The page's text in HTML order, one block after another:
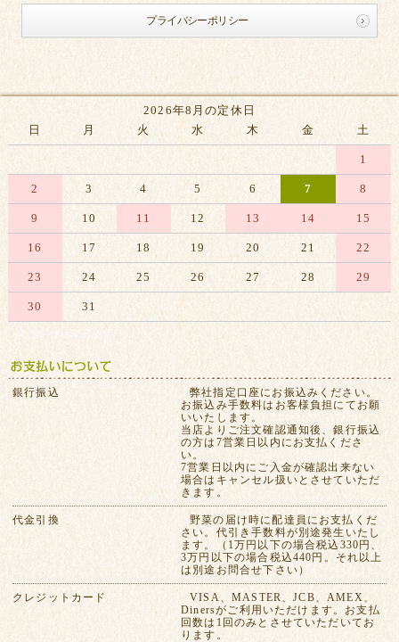
プライバシーポリシー
2026年8月の定休日
日
月 火 水 木 金 土
1
2 3 4 5 6 7 8
9 10 11 12 13 14 15
16 17 18 19 20 21 22
23 24 25 26 27 28 29
30 31
※赤字は休業日です
銀行振込
弊社指定口座にお振込みください。
お振込み手数料はお客様負担にてお願
いいたします。
当店よりご注文確認通知後、銀行振込
の方は7営業日以内にお支払くださ
い。
7営業日以内にご入金が確認出来ない
場合はキャンセル扱いとさせていただ
きます。
代金引換
野菜の届け時に配達員にお支払くだ
さい。代引き手数料が別途発生いたし
ます。（1万円以下の場合税込330円、
3万円以下の場合税込440円。それ以上
は別途お問合せ下さい）
クレジットカード
VISA、MASTER、JCB、AMEX、
Dinersがご利用いただけます。お支払
回数は1回のみとさせていただいてお
ります。